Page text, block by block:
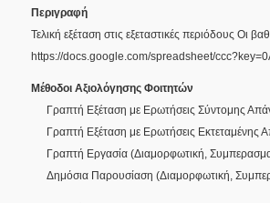
Περιγραφή
Τελική εξέταση στις εξεταστικές περιόδους Οι
https://docs.google.com/spreadsheet/
Μέθοδοι Αξιολόγησης Φοιτητών
Γραπτή Εξέταση με Ερωτήσεις Σύντομης
Γραπτή Εξέταση με Ερωτήσεις Εκτεταμένης
Γραπτή Εργασία (Διαμορφωτική,
Δημόσια Παρουσίαση (Διαμορφωτική,